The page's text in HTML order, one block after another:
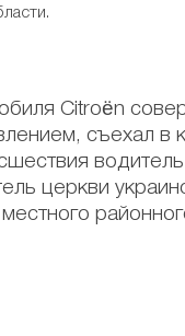
Citroën
съехал в
церкви
местного